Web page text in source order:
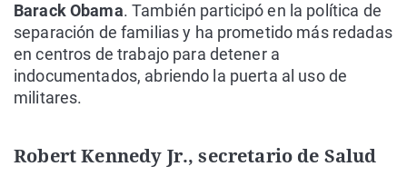
Barack Obama. También participó en la política de
separación de familias y ha prometido más redadas
en centros de trabajo para detener a
indocumentados, abriendo la puerta al uso de
militares.
Robert Kennedy Jr., secretario de Salud